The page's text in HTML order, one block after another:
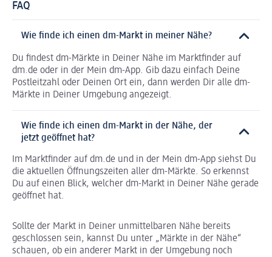
FAQ
Wie finde ich einen dm-Markt in meiner Nähe?
Du findest dm-Märkte in Deiner Nähe im Marktfinder auf
dm.de oder in der Mein dm-App. Gib dazu einfach Deine
Postleitzahl oder Deinen Ort ein, dann werden Dir alle dm-
Märkte in Deiner Umgebung angezeigt.
Wie finde ich einen dm-Markt in der Nähe, der
jetzt geöffnet hat?
Im Marktfinder auf dm.de und in der Mein dm-App siehst Du
die aktuellen Öffnungszeiten aller dm-Märkte. So erkennst
Du auf einen Blick, welcher dm-Markt in Deiner Nähe gerade
geöffnet hat.
Sollte der Markt in Deiner unmittelbaren Nähe bereits
geschlossen sein, kannst Du unter „Märkte in der Nähe“
schauen, ob ein anderer Markt in der Umgebung noch